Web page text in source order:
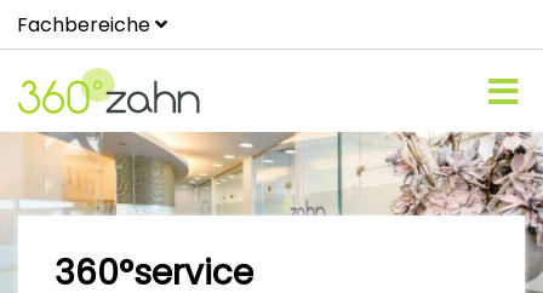
Fachbereiche
360°service